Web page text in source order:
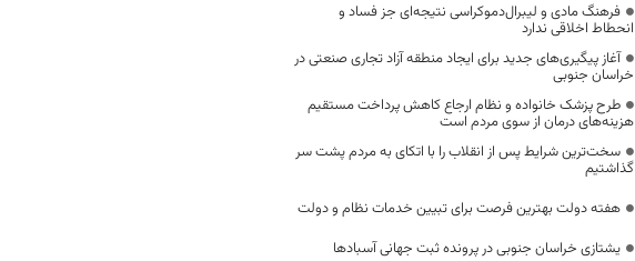
فرهنگ مادی و لیبرال‌دموکراسی نتیجه‌ای جز فساد و
انحطاط اخلاقی ندارد
آغاز پیگیری‌های جدید برای ایجاد منطقه آزاد تجاری صنعتی در
خراسان جنوبی
طرح پزشک خانواده و نظام ارجاع کاهش پرداخت مستقیم
هزینه‌های درمان از سوی مردم است
سخت‌ترین شرایط پس از انقلاب را با اتکای به مردم پشت سر
گذاشتیم
هفته دولت بهترین فرصت برای تبیین خدمات نظام و دولت
یشتازی خراسان جنوبی در پرونده ثبت جهانی آسبادها